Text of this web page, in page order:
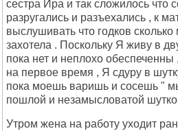
сестра Ира и так сложилось что
разругались и разъехались , к
выслушивать что годков
захотела . Поскольку Я живу в
пока нет и неплохо
на первое время , Я сдуру в
пока моешь варишь и сосешь "
пошлой и незамысловатой
Утром жена на работу уходит